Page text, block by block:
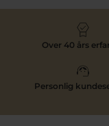
Over 40 års
Personlig